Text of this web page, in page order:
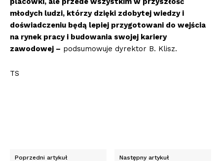
młodych ludzi, którzy dzięki zdobytej wiedzy i
doświadczeniu będą lepiej przygotowani do wejścia
na rynek pracy i budowania swojej kariery
zawodowej – podsumowuje dyrektor B. Klisz.
TS
Poprzedni artykuł Następny artykuł